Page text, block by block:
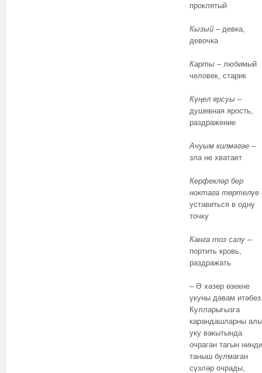
проклятый
Кызый – девка,
девочка
Карты – любимый
человек, старик
Күңел ярсуы –
душевная ярость,
раздражение
Ачуым килмәгәе –
зла не хватает
Керфекләр бер
ноктага төртелүе
уставиться в одну
точку
Канга тоз салу –
портить кровь,
раздражать
– Ә хәзер өзекне
укуны дәвам
Кулларыгызга
карандашларны
уку вакытында
очраган тагын нинди
таныш булмаган
сүзләр очрады,